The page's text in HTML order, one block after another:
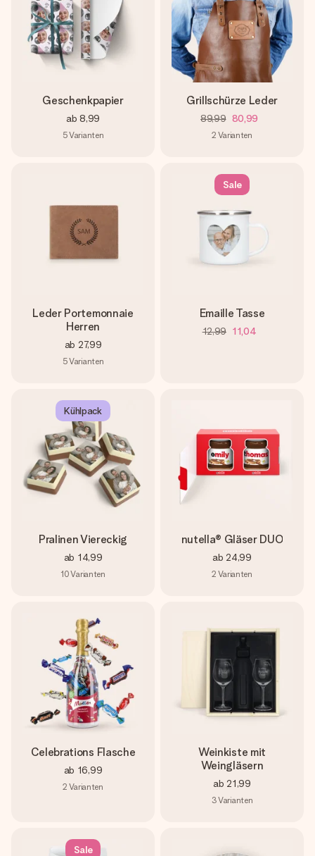
Geschenkpapier
ab 8,99
5Varianten
Grillschürze Leder
89,99 80,99
2 Varianten
Leder Portemonnaie
Herren
ab 27,99
5Varianten
Sale
Emaille Tasse
12,99 11,04
Kühlpack
Pralinen Viereckig
ab 14,99
10Varianten
nutella® Gläser DUO
ab 24,99
2 Varianten
Celebrations Flasche
ab 16,99
2 Varianten
Weinkiste mit
Weingläsern
ab 21,99
3Varianten
Sale